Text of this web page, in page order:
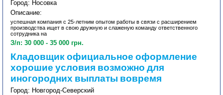
Город: Носовка
Описание:
успешная компания с 25-летним опытом работы в связи с расширением
производства ищет в свою дружную и слаженую команду ответственного
сотрудника на
З/п: 30 000 - 35 000 грн.
Кладовщик официальное оформление
хорошие условия возможно для
иногородних выплаты вовремя
Город: Новгород-Северский